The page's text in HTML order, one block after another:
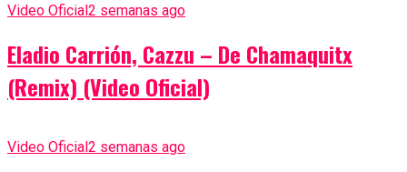
Video Oficial2 semanas ago
Eladio Carrión, Cazzu – De Chamaquitx
(Remix) (Video Oficial)
Video Oficial2 semanas ago